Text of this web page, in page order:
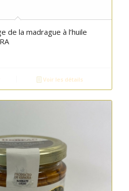
de la madrague à l’huile
Voir les détails